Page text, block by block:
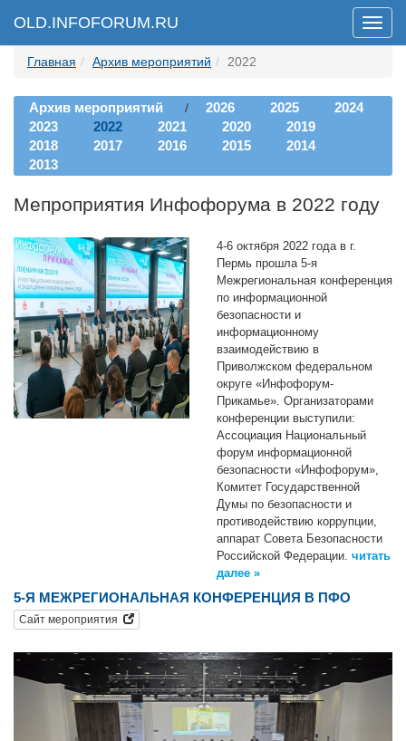
Меню
OLD.INFOFORUM.RU
Главная Архив мероприятий 2022
Архив мероприятий / 2026 2025
2024
2023
2022 2021 2020
2019
2018
2017 2016 2015
2014
2013
Мепроприятия Инфофорума в 2022 году
4-6 октября 2022 года в г.
Пермь прошла 5-я
Межрегиональная конференция
по информационной
безопасности и
информационному
взаимодействию в
Приволжском федеральном
округе «Инфофорум-
Прикамье». Организаторами
конференции выступили:
Ассоциация Национальный
форум информационной
безопасности «Инфофорум»,
Комитет Государственной
Думы по безопасности и
противодействию коррупции,
аппарат Совета Безопасности
Российской Федерации. читать
далее »
5-Я МЕЖРЕГИОНАЛЬНАЯ КОНФЕРЕНЦИЯ В ПФО
Сайт мероприятия